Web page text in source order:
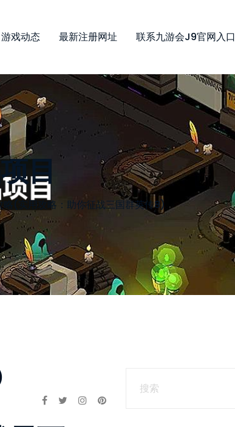
游戏动态 最新注册网址 联系九游会j9官网入口
目
(实用攻略：助你征战三国群英传8)